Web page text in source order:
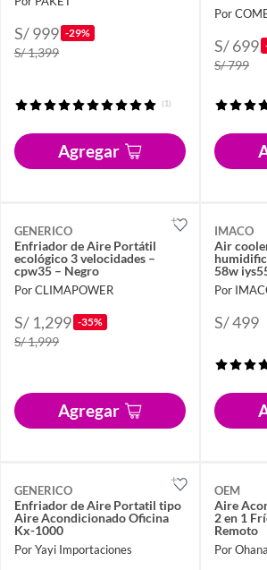
S/ 999 -29%
S/ 1,399
(1)
Agregar
Por
S/ 699
S/ 799
GENERICO
Enfriador de Aire Portátil
ecológico 3 velocidades –
cpw35 – Negro
Por CLIMAPOWER
S/ 1,299 -35%
S/ 1,999
Agregar
IMACO
Air
58w
Por
S/ 499
GENERICO
Enfriador de Aire Portatil tipo
Aire Acondicionado Oficina
Kx-1000
Por Yayi Importaciones
OEM
Aire
2 en 1
Remoto
Por